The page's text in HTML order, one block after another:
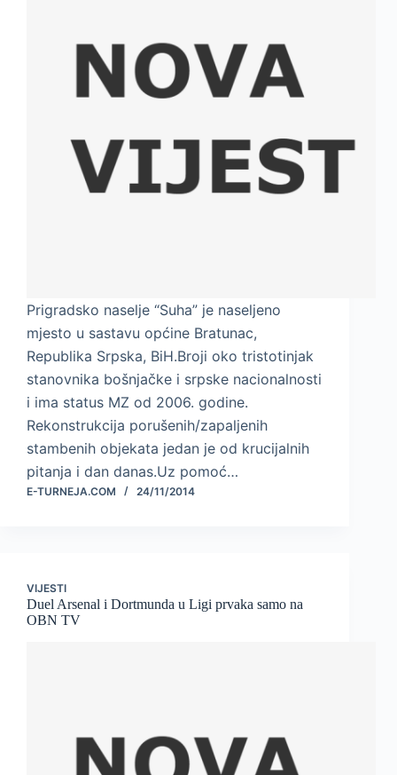
Prigradsko naselje “Suha” je naseljeno
mjesto u sastavu općine Bratunac,
Republika Srpska, BiH.Broji oko tristotinjak
stanovnika bošnjačke i srpske nacionalnosti
i ima status MZ od 2006. godine.
Rekonstrukcija porušenih/zapaljenih
stambenih objekata jedan je od krucijalnih
pitanja i dan danas.Uz pomoć…
E-TURNEJA.COM 24/11/2014
VIJESTI
Duel Arsenal i Dortmunda u Ligi prvaka samo na
OBN TV